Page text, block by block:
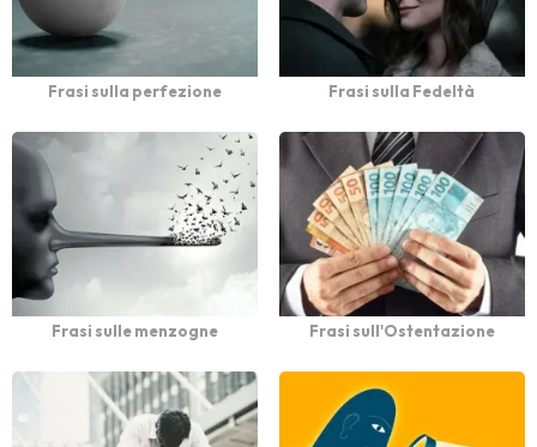
Frasi sulla perfezione Frasi sulla Fedeltà
Frasi sulle menzogne Frasi sull'Ostentazione